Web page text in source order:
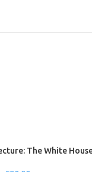
The White